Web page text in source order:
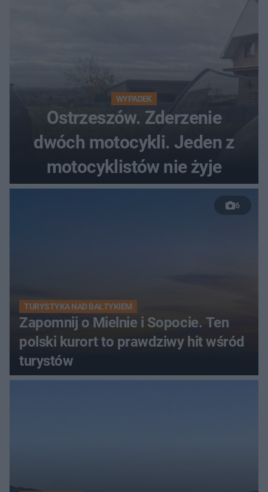
WYPADEK
Ostrzeszów. Zderzenie
dwóch motocykli. Jeden z
motocyklistów nie żyje
6
TURYSTYKA NAD BAŁTYKIEM
Zapomnij o Mielnie i Sopocie. Ten
polski kurort to prawdziwy hit wśród
turystów